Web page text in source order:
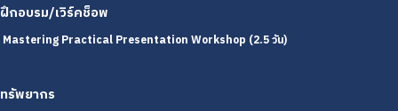
ฝึกอบรม/เวิร์คช็อพ
Mastering Practical Presentation Workshop (2.5 วัน)
ทรัพยากร